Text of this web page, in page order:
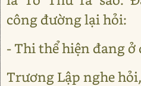
công đường lại hỏi:
- Thi thể hiện đang ở
Trương Lập nghe